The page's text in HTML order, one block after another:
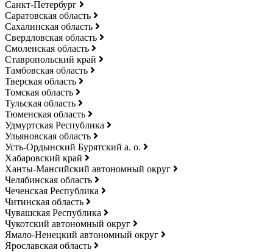
Санкт-Петербург
Саратовская область
Сахалинская область
Свердловская область
Смоленская область
Ставропольский край
Тамбовская область
Тверская область
Томская область
Тульская область
Тюменская область
Удмуртская Республика
Ульяновская область
Усть-Ордынский Бурятский а. о.
Хабаровский край
Ханты-Мансийский автономный округ
Челябинская область
Чеченская Республика
Читинская область
Чувашская Республика
Чукотский автономный округ
Ямало-Ненецкий автономный округ
Ярославская область